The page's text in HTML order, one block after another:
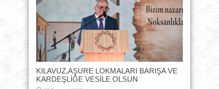
KILAVUZ,AŞURE LOKMALARI BARIŞA VE
KARDEŞLİĞE VESİLE OLSUN